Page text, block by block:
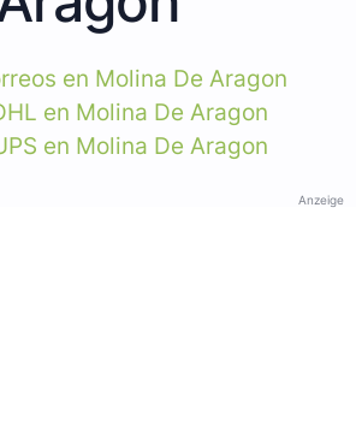
en Molina De Aragon
en Molina De Aragon
en Molina De Aragon
Anzeige